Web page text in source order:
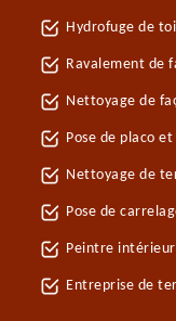
Hydrofuge de
Ravalement de
Nettoyage de
Pose de placo
Nettoyage de
Pose de
Peintre
Entreprise de